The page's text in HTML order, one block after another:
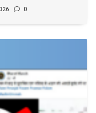
0